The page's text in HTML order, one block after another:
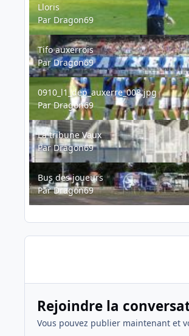
Lloris
Par Dragon69
Tifo auxerrois
Tifo auxerrois
ParDragon69
0910_l1_dep_auxerre_008.jpg
0910_l1_dep_auxerre_008.jpg
ParDragon69
La tribune Vaux
La tribune Vaux
ParDragon69
Bus des joueurs
Bus des joueurs
ParDragon69
Rejoindre la
Vous pouvez publier maintenant et